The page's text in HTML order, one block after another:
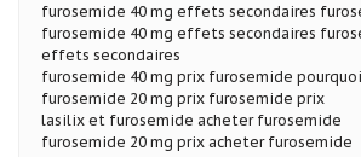
furosemide 40 mg effets secondaires
furosemide 40 mg effets secondaires
effets secondaires
furosemide 40 mg prix furosemide pourquoi
furosemide 20 mg prix furosemide prix
lasilix et furosemide acheter furosemide
furosemide 20 mg prix acheter furosemide